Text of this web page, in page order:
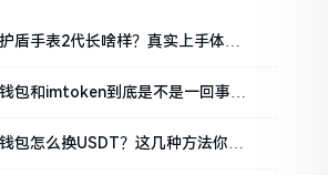
盾手表2代长啥样？真实上手体验
包和imtoken到底是不是一回事？
包怎么换USDT？这几种方法你得